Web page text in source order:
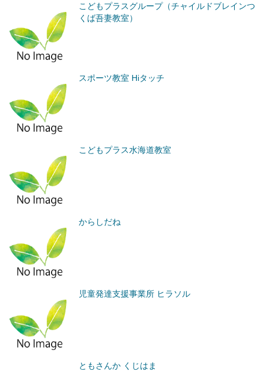
こどもプラスグループ（チャイルドブレインつ
くば吾妻教室）
スポーツ教室 Hiタッチ
こどもプラス水海道教室
からしだね
児童発達支援事業所 ヒラソル
ともさんか くじはま